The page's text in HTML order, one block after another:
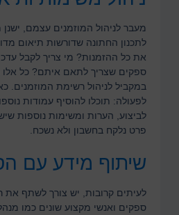
מעבר לניהול המוזמנים עצמם,
לתכנון החתונה שדורשות תיאום
את כל ההזמנות? מי צריך לקבל
ספקים שצריך לתאם איתם? כל אלו
במקביל לניהול רשימת המוזמנים.
לפעולה: תוכלו להוסיף עמודות
לביצוע, הערות ומשימות נוספות
פרט נלקח בחשבון ולא נשכח.
שיתוף מידע עם
לעיתים קרובות, יש צורך לשתף את
ספקים ואנשי מקצוע שונים כמו